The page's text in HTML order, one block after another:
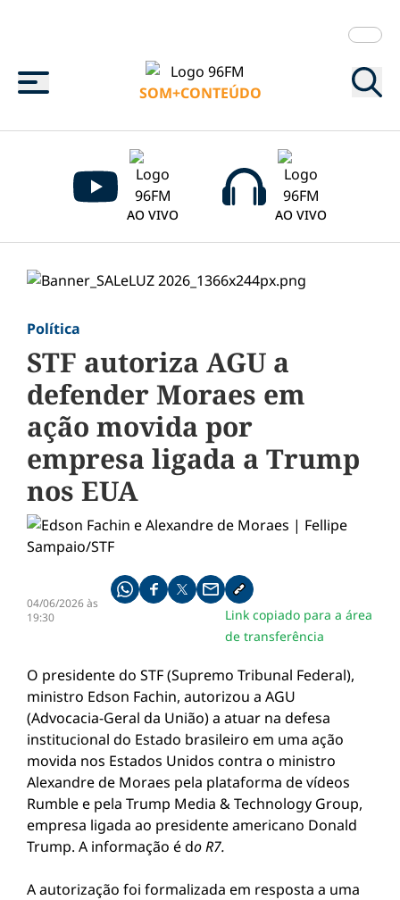
Menu
SOM+CONTEÚDO
AO VIVO AO VIVO
Política
STF autoriza AGU a
defender Moraes em
ação movida por
empresa ligada a Trump
nos EUA
04/06/2026 às
19:30
Compartilhe pelo whatsapp
Compartilhar no facebook
Compartilhar no twitter
Compartilhe pelo email
Copiar link da notícia
Link copiado para a área
de transferência
O presidente do STF (Supremo Tribunal Federal),
ministro Edson Fachin, autorizou a AGU
(Advocacia-Geral da União) a atuar na defesa
institucional do Estado brasileiro em uma ação
movida nos Estados Unidos contra o ministro
Alexandre de Moraes pela plataforma de vídeos
Rumble e pela Trump Media & Technology Group,
empresa ligada ao presidente americano Donald
Trump. A informação é do R7.
A autorização foi formalizada em resposta a uma